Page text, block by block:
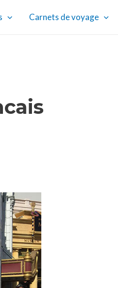
Carnets de voyage